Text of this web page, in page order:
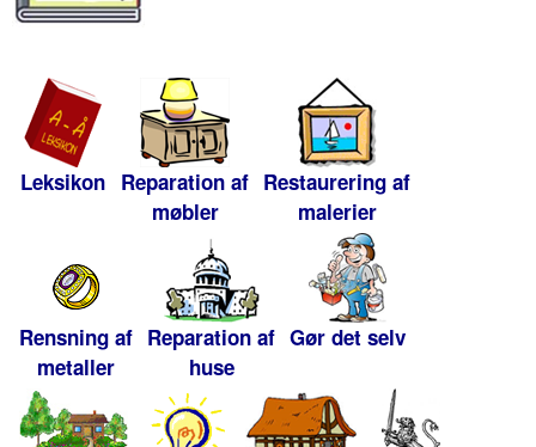
Leksikon Reparation af
møbler
Restaurering af
malerier
Rensning af
metaller
Reparation af
huse
Gør det selv